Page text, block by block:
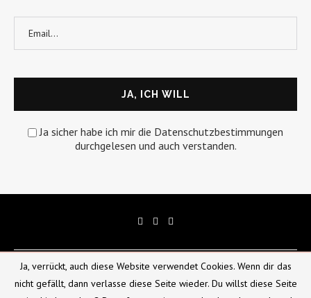
Ja sicher habe ich mir die Datenschutzbestimmungen
durchgelesen und auch verstanden.
Über uns Mediadaten Kontakt
Datenschutz
Impressum
Gewinnspiel AGB Lieferung und Zahlung
Ja, verrückt, auch diese Website verwendet Cookies. Wenn dir das
nicht gefällt, dann verlasse diese Seite wieder. Du willst diese Seite